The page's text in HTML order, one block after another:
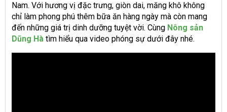
Nam. Với hương vị đặc trưng, giòn dai, măng khô không
chỉ làm phong phú thêm bữa ăn hàng ngày mà còn mang
đến những giá trị dinh dưỡng tuyệt vời. Cùng Nông sản
Dũng Hà tìm hiểu qua video phóng sự dưới đây nhé.